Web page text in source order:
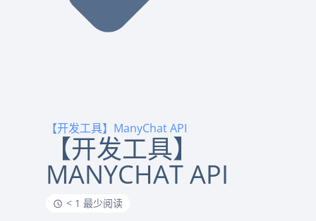
【开发工具】ManyChat API
【开发工具】
MANYCHAT API
< 1 最少阅读